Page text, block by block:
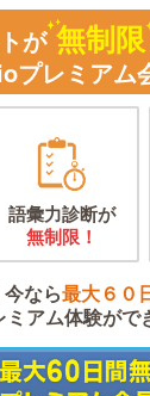
が 無制限
プレミアム
語彙力診断が
無制限！
なら最大６０
アム体験がで